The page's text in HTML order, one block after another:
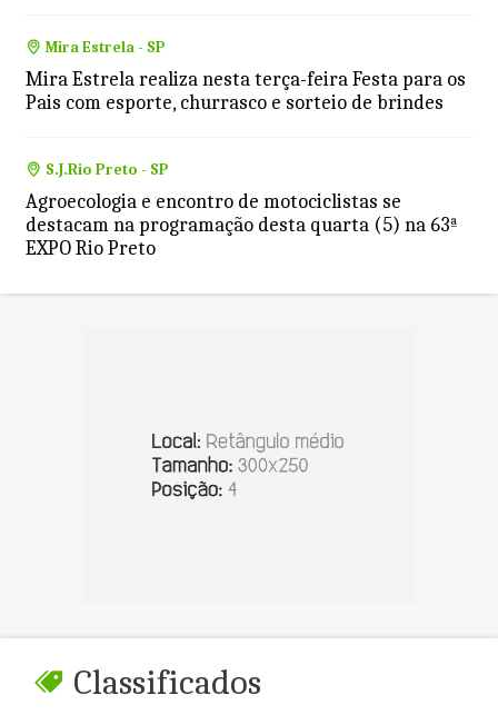
Mira Estrela - SP
Mira Estrela realiza nesta terça-feira Festa para os
Pais com esporte, churrasco e sorteio de brindes
S.J.Rio Preto - SP
Agroecologia e encontro de motociclistas se
destacam na programação desta quarta (5) na 63ª
EXPO Rio Preto
Classificados